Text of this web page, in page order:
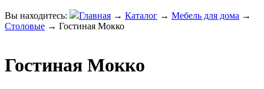
Вы находитесь: Главная → Каталог → Мебель для дома →
Столовые → Гостиная Мокко
Гостиная Мокко